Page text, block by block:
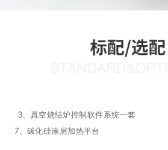
真空烧结炉控制软件系统一
化硅涂层加热平台